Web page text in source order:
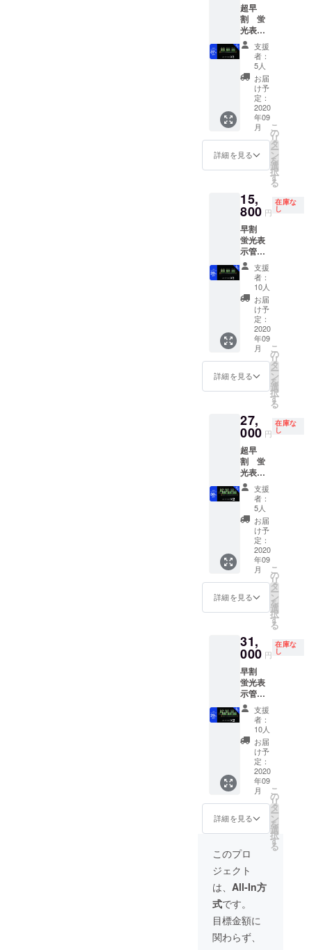
超早
割 蛍
光表示
管置時
計 １個
送料・
消費税
込み 通
常販売
価格
22,000
円より
37%OF
F
支援
者：
5人
お届
け予
定：
2020
年09
月
詳細を見る
こ
の
リ
タ
ー
ン
を
選
択
す
る
15,
800 円
在庫な
し
早割
蛍光表
示管置
時計 1
個 送
料・消
費税込
み 通常
販売価
22,000
円より
28%OF
F
支援
者：
10人
お届
け予
定：
2020
年09
月
詳細を見る
こ
の
リ
タ
ー
ン
を
選
択
す
る
27,
000 円
在庫な
し
超早
割 蛍
光表示
管置時
計 ２個
送料・
消費税
込み 通
常販売
価格
44,000
円より
38%OF
F
支援
者：
5人
お届
け予
定：
2020
年09
月
詳細を見る
こ
の
リ
タ
ー
ン
を
選
択
す
る
31,
000 円
在庫な
し
早割
蛍光表
示管置
時計 ２
個 送
料・消
費税込
み 通常
販売価
44,000
円より
29%OF
F
支援
者：
10人
お届
け予
定：
2020
年09
月
詳細を見る
こ
の
リ
タ
ー
ン
を
選
択
す
る
このプロ
ジェクト
は、 All-In方
式です。
目標金額に
関わらず、